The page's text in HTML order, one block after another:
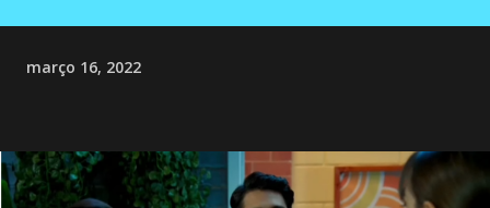
março 16, 2022